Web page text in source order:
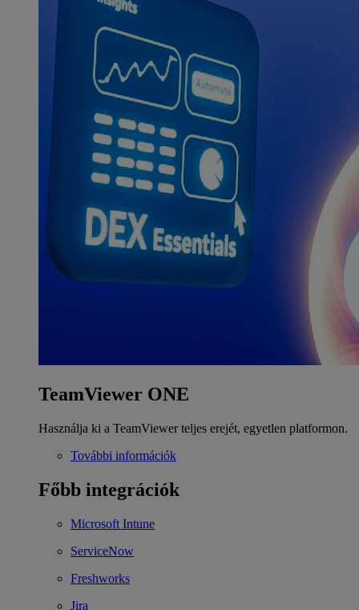
TeamViewer ONE
Használja ki a TeamViewer teljes erejét, egyetlen platformon.
További információk
Főbb integrációk
Microsoft Intune
ServiceNow
Freshworks
Jira